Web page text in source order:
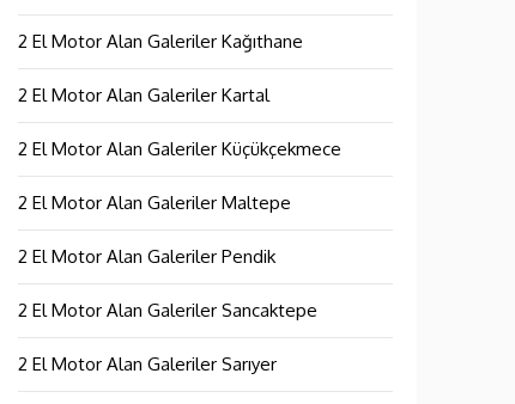
2 El Motor Alan Galeriler Kağıthane
2 El Motor Alan Galeriler Kartal
2 El Motor Alan Galeriler Küçükçekmece
2 El Motor Alan Galeriler Maltepe
2 El Motor Alan Galeriler Pendik
2 El Motor Alan Galeriler Sancaktepe
2 El Motor Alan Galeriler Sarıyer